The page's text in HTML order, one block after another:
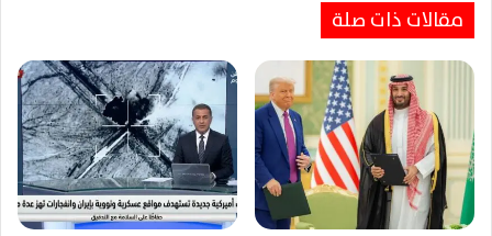
مستشارين إيرانيين وتصعيد أمني واسع
مقالات ذات صلة